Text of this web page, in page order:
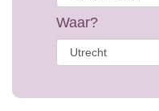
Waar?